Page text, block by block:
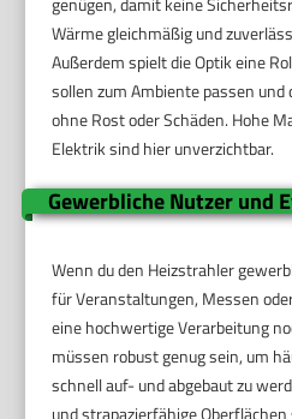
Wärme gleichmäßig und
Außerdem spielt die Optik eine
sollen zum Ambiente passen
ohne Rost oder Schäden. Hohe
Elektrik sind hier unverzichtbar.
Gewerbliche Nutzer und
Wenn du den Heizstrahler
für Veranstaltungen, Messen
eine hochwertige Verarbeitung
müssen robust genug sein, um
schnell auf- und abgebaut zu